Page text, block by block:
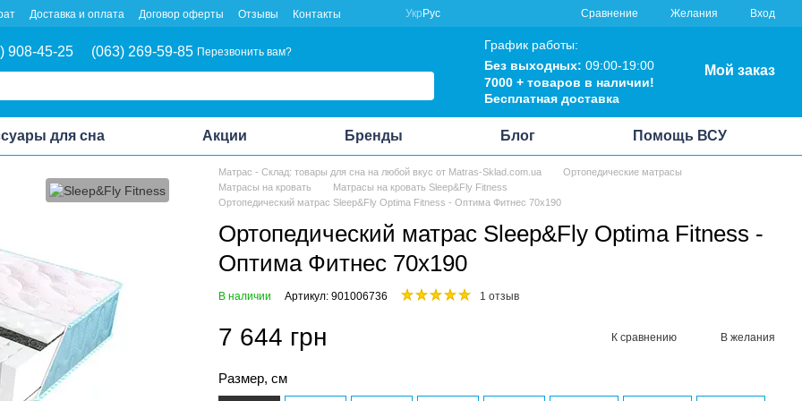
Доставка и оплата Договор оферты Отзывы Контакты Укр Рус Сравнение Желания Вход
908-45-25 (063) 269-59-85 Перезвонить вам?
График работы:
Без выходных: 09:00-19:00
7000 + товаров в наличии!
Бесплатная доставка
Мой заказ
для сна Акции Бренды Блог Помощь ВСУ
Матрас - Склад: товары для сна на любой вкус от Matras-Sklad.com.ua
Ортопедические матрасы
Матрасы на кровать
Матрасы на кровать Sleep&Fly Fitness
Ортопедический матрас Sleep&Fly Optima Fitness - Оптима Фитнес 70x190
Ортопедический матрас Sleep&Fly Optima Fitness -
Оптима Фитнес 70x190
В наличии Артикул: 901006736 1 отзыв
7 644 грн К сравнению В желания
Размер, см